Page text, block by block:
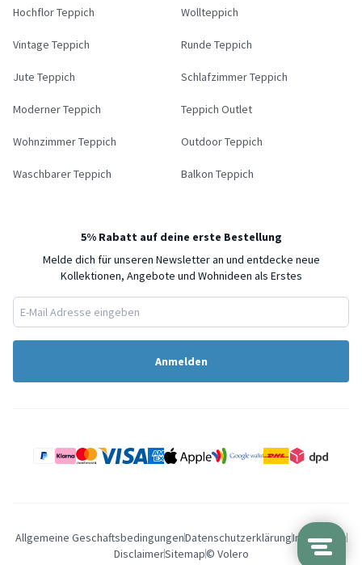
Hochflor Teppich Wollteppich
Vintage Teppich Runde Teppich
Jute Teppich Schlafzimmer Teppich
Moderner Teppich Teppich Outlet
Wohnzimmer Teppich Outdoor Teppich
Waschbarer Teppich Balkon Teppich
5% Rabatt auf deine erste Bestellung
Melde dich für unseren Newsletter an und entdecke neue
Kollektionen, Angebote und Wohnideen als Erstes
Anmelden
Allgemeine GeschaftsbedingungenDatenschutzerklärungImpressum
DisclaimerSitemap© Volero